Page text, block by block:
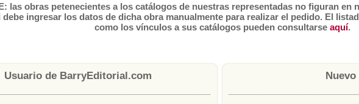
las obras petenecientes a los catálogos de nuestras representadas no figuran en
debe ingresar los datos de dicha obra manualmente para realizar el pedido. El
como los vínculos a sus catálogos pueden consultarse aquí.
Usuario de BarryEditorial.com